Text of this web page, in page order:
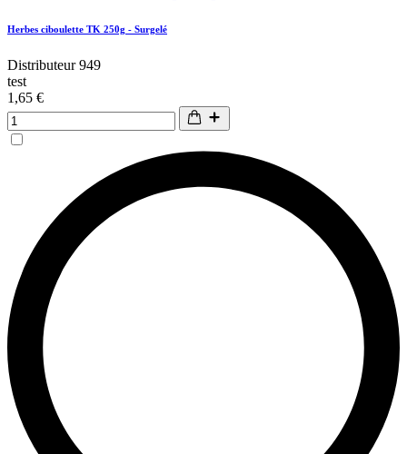
Herbes ciboulette TK 250g - Surgelé
Distributeur 949
test
1,65 €